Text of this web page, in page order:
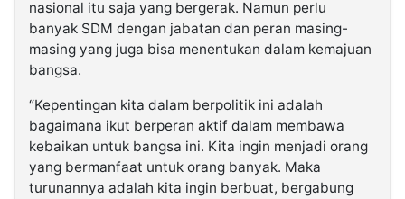
nasional itu saja yang bergerak. Namun perlu
banyak SDM dengan jabatan dan peran masing-
masing yang juga bisa menentukan dalam kemajuan
bangsa.
“Kepentingan kita dalam berpolitik ini adalah
bagaimana ikut berperan aktif dalam membawa
kebaikan untuk bangsa ini. Kita ingin menjadi orang
yang bermanfaat untuk orang banyak. Maka
turunannya adalah kita ingin berbuat, bergabung